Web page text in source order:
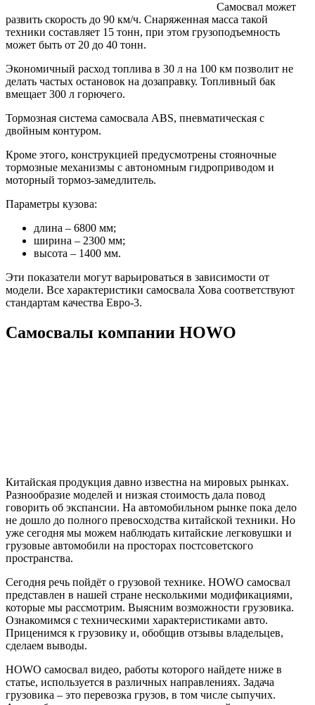
Самосвал может
развить скорость до 90 км/ч. Снаряженная масса такой
техники составляет 15 тонн, при этом грузоподъемность
может быть от 20 до 40 тонн.
Экономичный расход топлива в 30 л на 100 км позволит не
делать частых остановок на дозаправку. Топливный бак
вмещает 300 л горючего.
Тормозная система самосвала ABS, пневматическая с
двойным контуром.
Кроме этого, конструкцией предусмотрены стояночные
тормозные механизмы с автономным гидроприводом и
моторный тормоз-замедлитель.
Параметры кузова:
длина – 6800 мм;
ширина – 2300 мм;
высота – 1400 мм.
Эти показатели могут варьироваться в зависимости от
модели. Все характеристики самосвала Хова соответствуют
стандартам качества Евро-3.
Самосвалы компании HOWO
Китайская продукция давно известна на мировых рынках.
Разнообразие моделей и низкая стоимость дала повод
говорить об экспансии. На автомобильном рынке пока дело
не дошло до полного превосходства китайской техники. Но
уже сегодня мы можем наблюдать китайские легковушки и
грузовые автомобили на просторах постсоветского
пространства.
Сегодня речь пойдёт о грузовой технике. HOWO самосвал
представлен в нашей стране несколькими модификациями,
которые мы рассмотрим. Выясним возможности грузовика.
Ознакомимся с техническими характеристиками авто.
Приценимся к грузовику и, обобщив отзывы владельцев,
сделаем выводы.
HOWO самосвал видео, работы которого найдете ниже в
статье, используется в различных направлениях. Задача
грузовика – это перевозка грузов, в том числе сыпучих.